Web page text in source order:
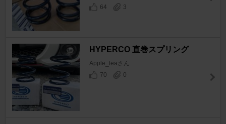
64
3
HYPERCO 直巻スプリング
Apple_teaさん
70
0